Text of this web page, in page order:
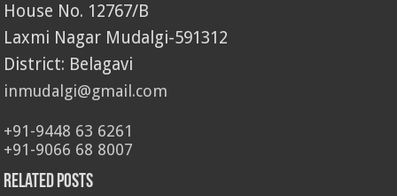
House No. 12767/B
Laxmi Nagar Mudalgi-591312
District: Belagavi
inmudalgi@gmail.com
+91-9448 63 6261
+91-9066 68 8007
Related Posts